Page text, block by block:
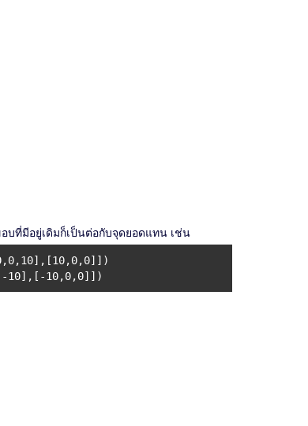
บที่มีอยู่เดิมก็เป็นต่อกับจุดยอดแทน เช่น
10],[-10,0,0]])